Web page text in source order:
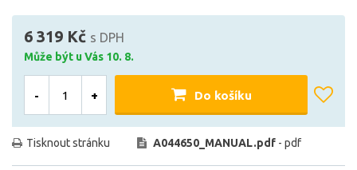
6 319 Kč s DPH
Může být u Vás 10. 8.
- + Do košíku
Tisknout stránku A044650_MANUAL.pdf - pdf